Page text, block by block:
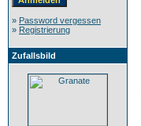
» Password vergessen
» Registrierung
Zufallsbild